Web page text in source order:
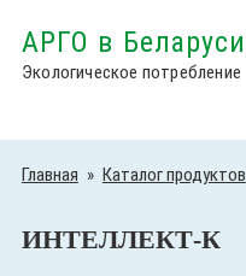
АРГО в Беларуси
Экологическое потребление
Главная » Каталог продуктов
ИНТЕЛЛЕКТ-К